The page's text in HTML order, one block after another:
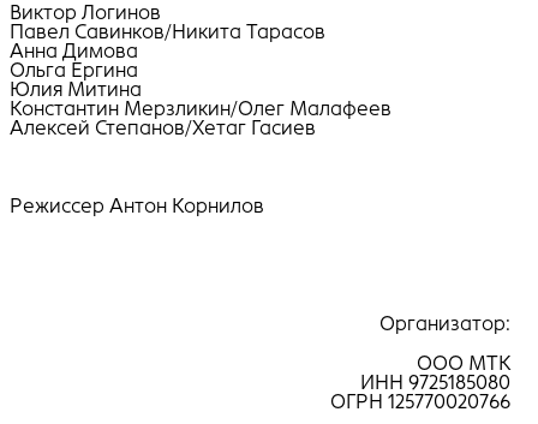
Виктор Логинов
Павел Савинков/Никита Тарасов
Анна Димова
Ольга Ергина
Юлия Митина
Константин Мерзликин/Олег Малафеев
Алексей Степанов/Хетаг Гасиев
Режиссер Антон Корнилов
Организатор:
ООО МТК
ИНН 9725185080
ОГРН 125770020766